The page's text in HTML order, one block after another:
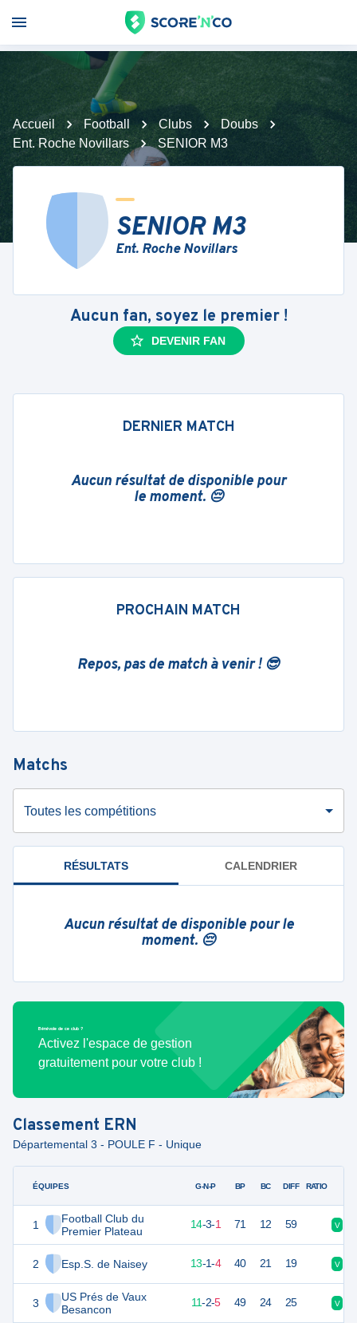
Accueil Football Clubs
Doubs
Ent. Roche Novillars
SENIOR M3
SENIOR M3
Ent. Roche Novillars
Aucun fan, soyez le premier !
DEVENIR FAN
DERNIER MATCH
Aucun résultat de disponible pour
le moment. 😔
PROCHAIN MATCH
Repos, pas de match à venir ! 😎
Matchs
Toutes les compétitions
RÉSULTATS CALENDRIER
Aucun résultat de disponible pour le
moment. 😔
Bénévole de ce club ?
Activez l'espace de gestion
gratuitement pour votre club !
Classement ERN
Départemental 3 - POULE F - Unique
ÉQUIPES
1
Football Club du
Premier Plateau
2 Esp.S. de Naisey
3
US Prés de Vaux
Besancon
G-N-P BP BC DIFF RATIO
45 14-3-1 71 12 59 V
40 13-1-4 40 21 19 V
35 11-2-5 49 24 25 V